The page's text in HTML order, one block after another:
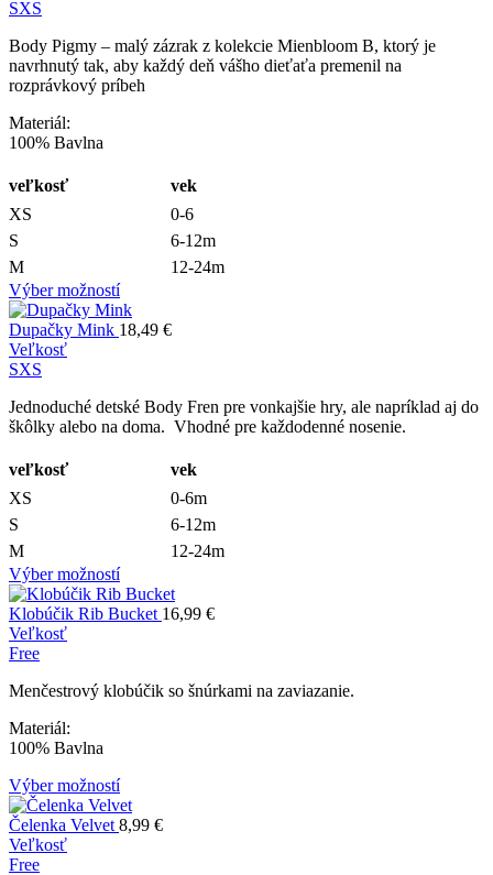
SXS
Body Pigmy – malý zázrak z kolekcie Mienbloom B, ktorý je
navrhnutý tak, aby každý deň vášho dieťaťa premenil na
rozprávkový príbeh
Materiál:
100% Bavlna
veľkosť
vek
XS
0-6
S
6-12m
M
12-24m
Výber možností
Dupačky Mink 18,49 €
Veľkosť
SXS
Jednoduché detské Body Fren pre vonkajšie hry, ale napríklad aj do
škôlky alebo na doma. Vhodné pre každodenné nosenie.
veľkosť
vek
XS
0-6m
S
6-12m
M
12-24m
Výber možností
Klobúčik Rib Bucket 16,99 €
Veľkosť
Free
Menčestrový klobúčik so šnúrkami na zaviazanie.
Materiál:
100% Bavlna
Výber možností
Čelenka Velvet 8,99 €
Veľkosť
Free